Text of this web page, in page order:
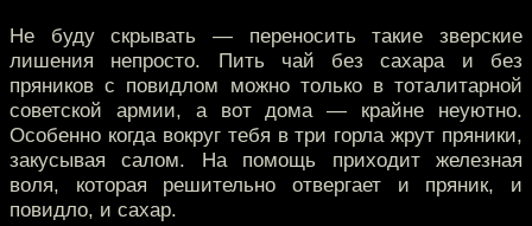
Не буду скрывать — переносить такие зверские
лишения непросто. Пить чай без сахара и без
пряников с повидлом можно только в тоталитарной
советской армии, а вот дома — крайне неуютно.
Особенно когда вокруг тебя в три горла жрут пряники,
закусывая салом. На помощь приходит железная
воля, которая решительно отвергает и пряник, и
повидло, и сахар.